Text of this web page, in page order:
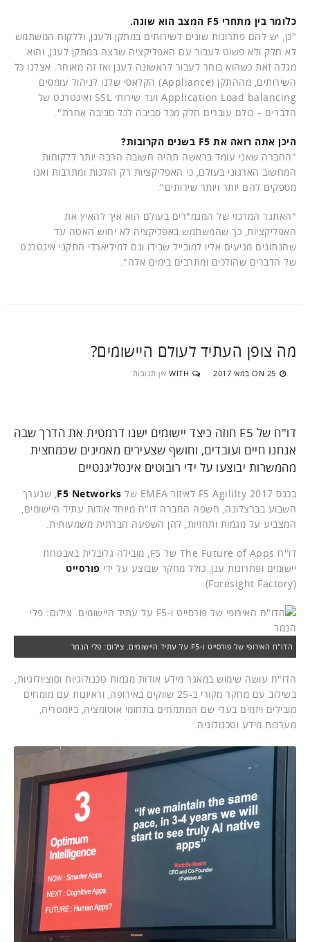
כלומר בין מתחרי F5 המצב הוא שונה.
"כן, יש להם פתרונות שונים לשירותים במתקן ולענן, וללקוח המשתמש
לא חלק ולא פשוט לעבור עם האפליקציה שרצה במתקן לענן, והוא
מגלה זאת כשהוא בוחר לעבור לראשונה לענן ואז זה מאוחר. אצלנו כל
השירותים, מההתקן (Appliance) הקלאסי שלנו לניהול עומסים
Application Load balancing ועד שירותי SSL ואינטרנט של
הדברים – כולם עוברים חלק מכל סביבה לכל סביבה אחרת".
היכן אתה רואה את F5 בשנים הקרובות?
"החברה שאני עומד בראשה תהיה חשובה הרבה יותר ללקוחות
המחשוב הארגוני בעולם, כי האפליקציות רק הולכות ומתרבות ואנו
מספקים להם יותר ויותר שירותים".
"האתגר המרכזי של המנמ"רים בעולם הוא איך להאיץ את
האפליקציות, כך שהמשתמש באפליקציה לא יחוש האטה עד
שהנתונים מגיעים אליו למובייל שבידו וגם למיליארדי התקני אינטרנט
של הדברים שהולכים ומתרבים בימים אלה".
מה צופן העתיד לעולם היישומים?
ON 25 במאי 2017 WITH אין תגובות
דו"ח של F5 חוזה כיצד יישומים ישנו דרמטית את הדרך שבה
אנחנו חיים ועובדים, וחושף שצעירים מאמינים שכמחצית
מהמשרות יבוצעו על ידי רובוטים אינטליגנטיים
בכנס F5 Agililty 2017 לאיזור EMEA של F5 Networks, שנערך
השבוע בברצלונה, חשפה החברה דו"ח מיוחד אודות עתיד היישומים,
המצביע על מגמות ותחזיות, להן השפעה חברתית משמעותית.
דו"ח The Future of Apps של F5, מובילה גלובלית באבטחת
יישומים ופתרונות ענן, כולל מחקר שבוצע על ידי פורסייט
(Foresight Factory).
הדו"ח האירופי של פורסייט ו-F5 על עתיד היישומים. צילום: פלי הנמר
הדו"ח עושה שימוש במאגר מידע אודות מגמות טכנולוגיות וסוציולוגיות,
בשילוב עם מחקר מקורי ב-25 שווקים באירופה, וראיונות עם מומחים
מובילים ויזמים בעלי שם המתמחים בתחומי אוטומציה, ביומטריה,
מערכות מידע וטכנולוגיה.